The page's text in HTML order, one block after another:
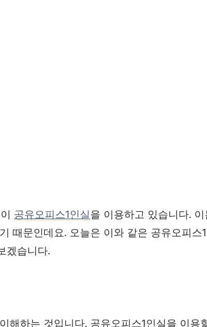
공유오피스1인실을 이용하고 있습니다.
때문인데요. 오늘은 이와 같은 공유오피스
겠습니다.
해하는 것입니다. 공유오피스1인실을 이용